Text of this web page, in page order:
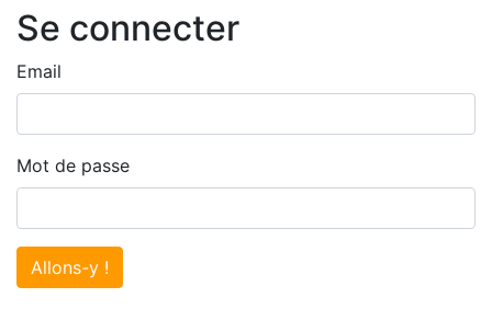
Se connecter
Email
Mot de passe
Allons-y !